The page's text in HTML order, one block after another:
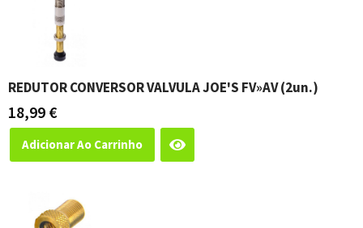
REDUTOR CONVERSOR VALVULA JOE'S FV»AV (2un.)
18,99 €
Adicionar Ao Carrinho